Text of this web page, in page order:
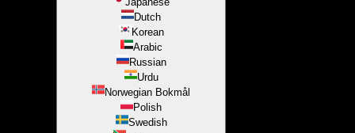
Dutch
Korean
Arabic
Russian
Urdu
Norwegian Bokmål
Polish
Swedish